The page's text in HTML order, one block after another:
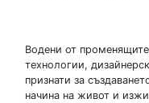
Водени от
технологии,
признати за
начина на живот и